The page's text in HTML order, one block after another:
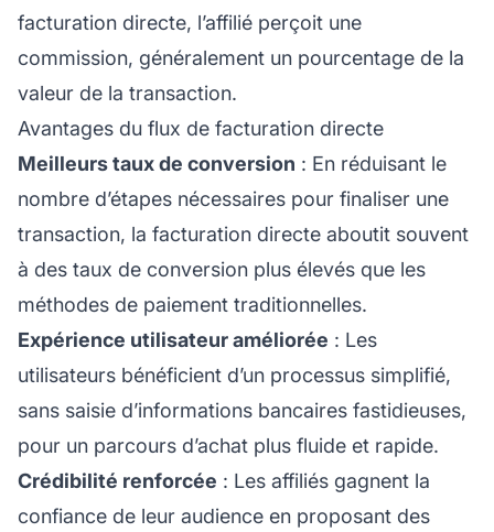
facturation directe, l’affilié perçoit une
commission, généralement un pourcentage de la
valeur de la transaction.
Avantages du flux de facturation directe
Meilleurs taux de conversion : En réduisant le
nombre d’étapes nécessaires pour finaliser une
transaction, la facturation directe aboutit souvent
à des taux de conversion plus élevés que les
méthodes de paiement traditionnelles.
Expérience utilisateur améliorée : Les
utilisateurs bénéficient d’un processus simplifié,
sans saisie d’informations bancaires fastidieuses,
pour un parcours d’achat plus fluide et rapide.
Crédibilité renforcée : Les affiliés gagnent la
confiance de leur audience en proposant des